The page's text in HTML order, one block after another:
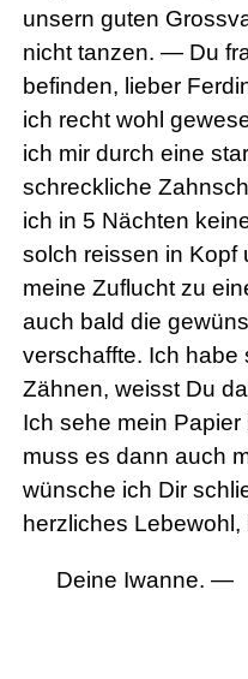
unsern guten
nicht tanzen. — Du
befinden, lieber
ich recht wohl
ich mir durch eine
schreckliche
ich in 5 Nächten
solch reissen in Kopf
meine Zuflucht zu
auch bald die
verschaffte. Ich habe
Zähnen, weisst Du
Ich sehe mein
muss es dann auch
wünsche ich Dir
herzliches Lebewohl,
Deine Iwanne. —